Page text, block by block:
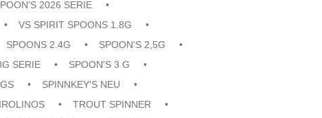
2026 SERIE
VS SPIRIT SPOONS 1.8G
SPOONS 2.4G
SPOON'S 2,5G
SERIE
SPOON'S 3 G
SPINNKEY'S NEU
TROUT SPINNER